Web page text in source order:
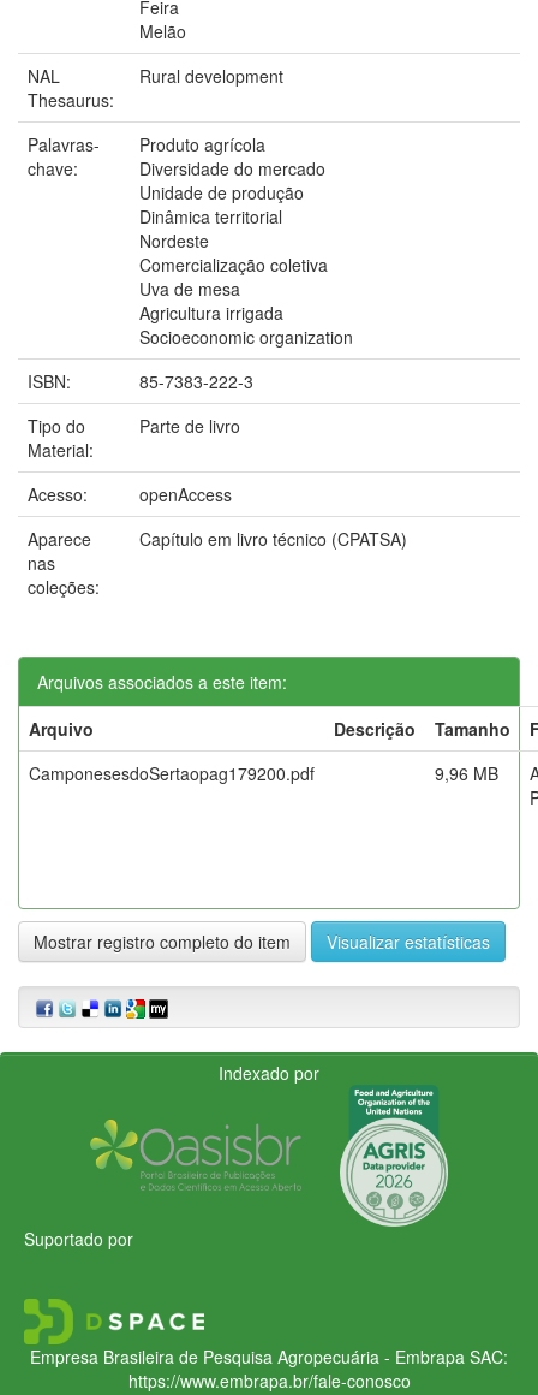
Feira
Melão
NAL
Thesaurus:
Rural development
Palavras-
chave:
Produto agrícola
Diversidade do mercado
Unidade de produção
Dinâmica territorial
Nordeste
Comercialização coletiva
Uva de mesa
Agricultura irrigada
Socioeconomic organization
ISBN:
85-7383-222-3
Tipo do
Material:
Parte de livro
Acesso:
openAccess
Aparece
nas
coleções:
Capítulo em livro técnico (CPATSA)
Arquivos associados a este item:
Arquivo
Descrição Tamanho
CamponesesdoSertaopag179200.pdf
9,96 MB
Mostrar registro completo do item Visualizar estatísticas
Indexado por
Suportado por
Empresa Brasileira de Pesquisa Agropecuária - Embrapa SAC:
https://www.embrapa.br/fale-conosco